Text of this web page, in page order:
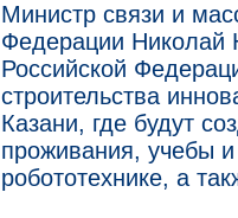
Министр связи и
Федерации Николай
Российской
строительства
Казани, где будут
проживания, учебы
робототехнике, а